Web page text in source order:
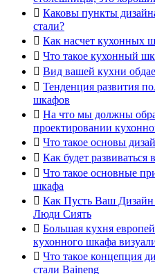
 Каковы пункты
стали?
 Как насчет кухонных
 Что такое кухонный
 Вид вашей кухни
 Тенденция развития
шкафов
 На что мы должны
проектировании
 Что такое основы
 Как будет
 Что такое основные
шкафа
 Как Пусть Ваш
Люди Сиять
 Большая кухня
кухонного шкафа
 Что такое концепция
стали Baineng